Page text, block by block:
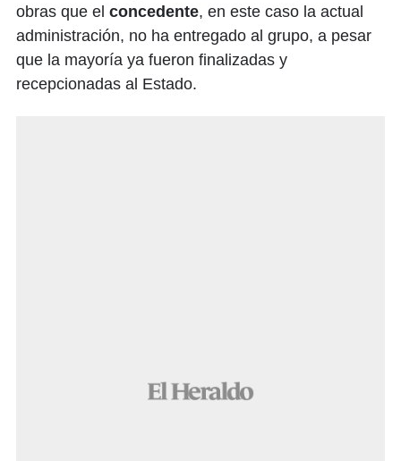
obras que el concedente, en este caso la actual
administración, no ha entregado al grupo, a pesar
que la mayoría ya fueron finalizadas y
recepcionadas al Estado.